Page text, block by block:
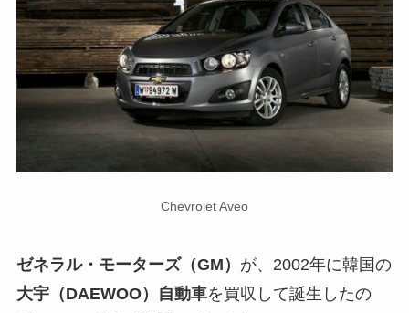
Chevrolet Aveo
ゼネラル・モーターズ（GM） が、2002年に韓国の
大宇（DAEWOO）自動車を買収して誕生したの